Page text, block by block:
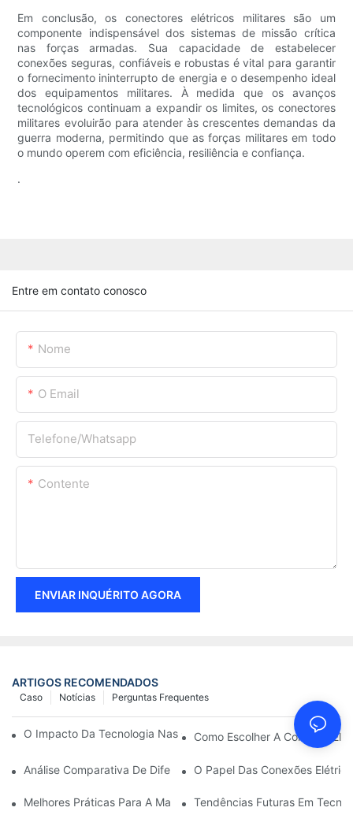
Em conclusão, os conectores elétricos militares são um
componente indispensável dos sistemas de missão crítica
nas forças armadas. Sua capacidade de estabelecer
conexões seguras, confiáveis ​​e robustas é vital para garantir
o fornecimento ininterrupto de energia e o desempenho ideal
dos equipamentos militares. À medida que os avanços
tecnológicos continuam a expandir os limites, os conectores
militares evoluirão para atender às crescentes demandas da
guerra moderna, permitindo que as forças militares em todo
o mundo operem com eficiência, resiliência e confiança.
.
Entre em contato conosco
Nome
O Email
Telefone/whatsapp
Contente
ENVIAR INQUÉRITO AGORA
ARTIGOS RECOMENDADOS
Perguntas Frequentes
Notícias
Caso
O Impacto Da Tecnologia Nas Conexões Elétricas Em Eletrônica
Como Escolher A Conexão
Análise Comparativa De Diferentes Tipos De Conexões Elétricas
O Papel Das Conexões
Melhores Práticas Para A Manutenção De Conexões Elétricas
Tendências Futuras Em